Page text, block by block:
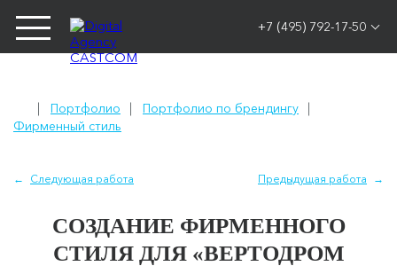
+7 (495) 792-17-50
Портфолио
Портфолио по брендингу
Фирменный стиль
Следующая работа Предыдущая работа
СОЗДАНИЕ ФИРМЕННОГО
СТИЛЯ ДЛЯ «ВЕРТОДРОМ